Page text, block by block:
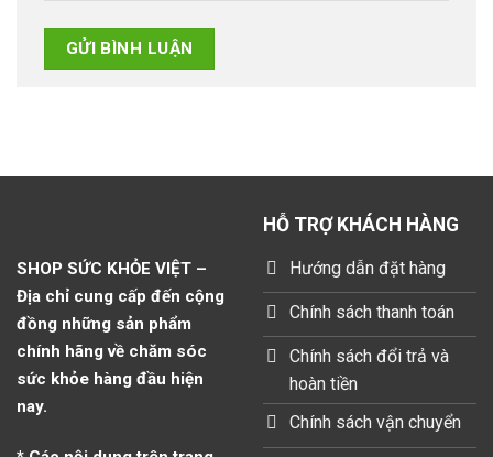
SHOP SỨC KHỎE VIỆT –
Địa chỉ cung cấp đến cộng
đồng những sản phẩm
chính hãng về chăm sóc
sức khỏe hàng đầu hiện
nay.
HỖ TRỢ KHÁCH HÀNG
Hướng dẫn đặt hàng
Chính sách thanh toán
Chính sách đổi trả và
hoàn tiền
Chính sách vận chuyển